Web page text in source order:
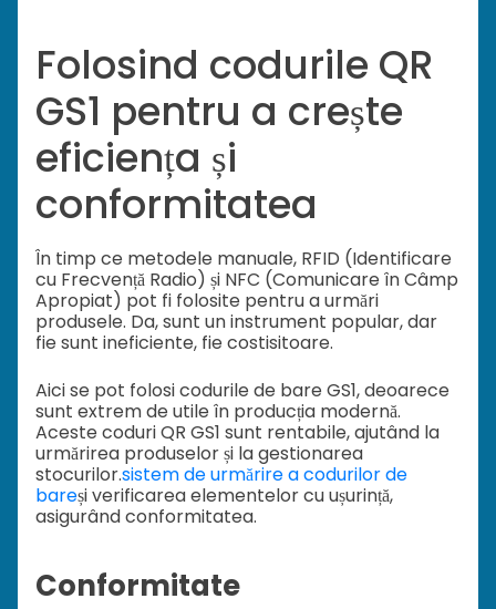
Folosind codurile QR
GS1 pentru a crește
eficiența și
conformitatea
În timp ce metodele manuale, RFID (Identificare
cu Frecvență Radio) și NFC (Comunicare în Câmp
Apropiat) pot fi folosite pentru a urmări
produsele. Da, sunt un instrument popular, dar
fie sunt ineficiente, fie costisitoare.
Aici se pot folosi codurile de bare GS1, deoarece
sunt extrem de utile în producția modernă.
Aceste coduri QR GS1 sunt rentabile, ajutând la
urmărirea produselor și la gestionarea
stocurilor.sistem de urmărire a codurilor de
bareși verificarea elementelor cu ușurință,
asigurând conformitatea.
Conformitate